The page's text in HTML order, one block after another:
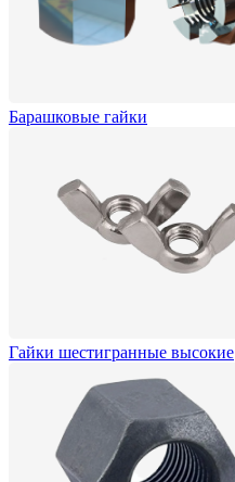
Барашковые гайки
Гайки шестигранные высокие